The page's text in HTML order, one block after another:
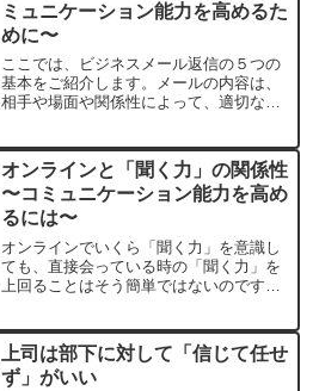
ミュニケーション能力を高めるた
めに〜
ここでは、ビジネスメール返信の５つの
基本をご紹介します。メールの内容は、
相手や場面や関係性によって、適切な内
で運用していける仕組みを構築できる
と、企業と社員の成長に繋がります。
オンラインと「聞く力」の関係性
〜コミュニケーション能力を高め
るには〜￼
オンラインでいくら「聞く力」を意識し
ても、直接会っている時の「聞く力」を
上回ることはそう簡単ではないのです。
めるには、見た目が大切だということな
のです。
上司は部下に対して「信じて任せ
ず」がいい